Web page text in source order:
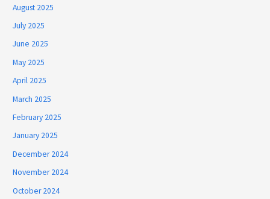
August 2025
July 2025
June 2025
May 2025
April 2025
March 2025
February 2025
January 2025
December 2024
November 2024
October 2024